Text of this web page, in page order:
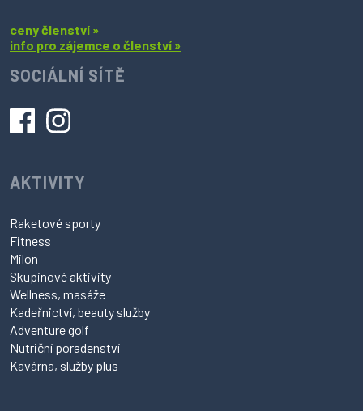
ceny členství »
info pro zájemce o členství »
SOCIÁLNÍ SÍTĚ
AKTIVITY
Raketové sporty
Fitness
Milon
Skupinové aktivity
Wellness, masáže
Kadeřnictví, beauty služby
Adventure golf
Nutriční poradenství
Kavárna, služby plus